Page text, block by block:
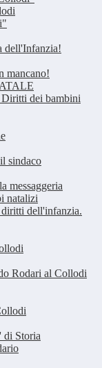
dell'Infanzia!
mancano!
dei bambini
sindaco
messaggeria
natalizi
dell'infanzia.
Rodari al Collodi
di Storia